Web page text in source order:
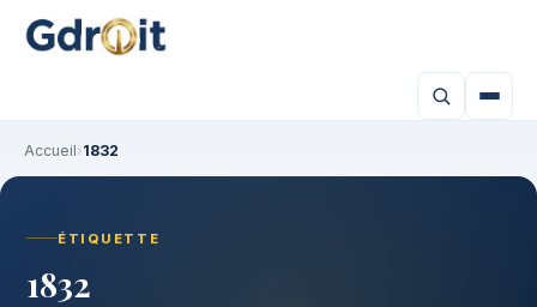
Accueil›1832
ÉTIQUETTE
1832